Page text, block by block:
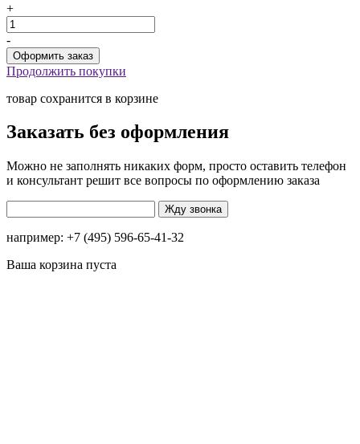
+
-
Продолжить покупки
товар сохранится в корзине
Заказать без оформления
Можно не заполнять никаких форм, просто оставить телефон
и консультант решит все вопросы по оформлению заказа
например: +7 (495) 596-65-41-32
Ваша корзина пуста